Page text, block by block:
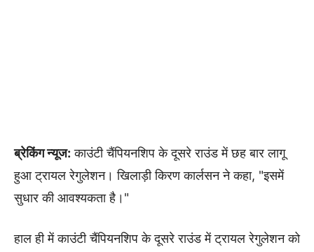
ब्रेकिंग न्यूज: काउंटी चैंपियनशिप के दूसरे राउंड में छह बार लागू
हुआ ट्रायल रेगुलेशन। खिलाड़ी किरण कार्लसन ने कहा, "इसमें
सुधार की आवश्यकता है।"
हाल ही में काउंटी चैंपियनशिप के दूसरे राउंड में ट्रायल रेगुलेशन को